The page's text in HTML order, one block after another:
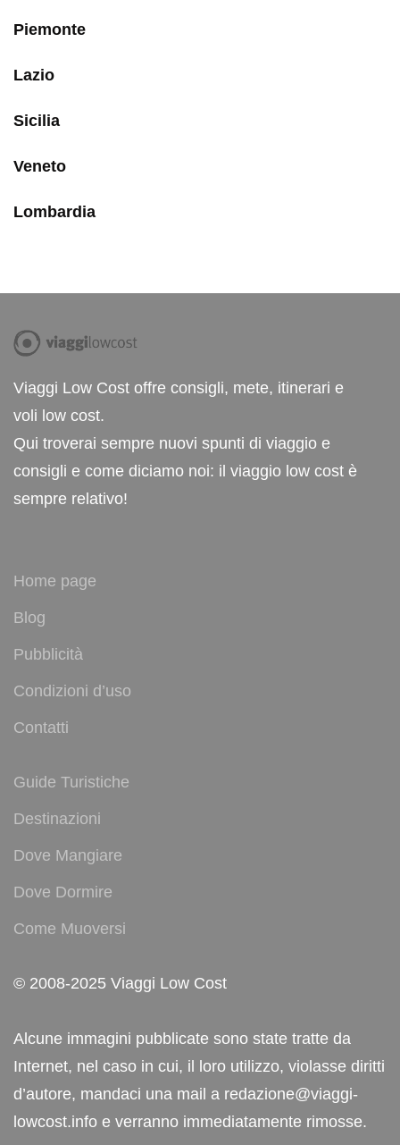
Piemonte
Lazio
Sicilia
Veneto
Lombardia
Viaggi Low Cost offre consigli, mete, itinerari e
voli low cost.
Qui troverai sempre nuovi spunti di viaggio e
consigli e come diciamo noi: il viaggio low cost è
sempre relativo!
Home page
Blog
Pubblicità
Condizioni d’uso
Contatti
Guide Turistiche
Destinazioni
Dove Mangiare
Dove Dormire
Come Muoversi
© 2008-2025 Viaggi Low Cost
Alcune immagini pubblicate sono state tratte da
Internet, nel caso in cui, il loro utilizzo, violasse diritti
d’autore, mandaci una mail a redazione@viaggi-
lowcost.info e verranno immediatamente rimosse.